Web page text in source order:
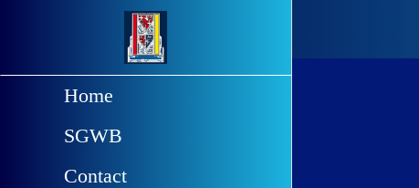
Home
SGWB
Contact
Utrecht